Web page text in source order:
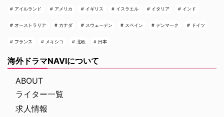
アイルランド アメリカ イギリス イスラエル イタリア インド
オーストラリア カナダ スウェーデン スペイン デンマーク ドイツ
フランス メキシコ 北欧 日本
海外ドラマNAVIについて
ABOUT
ライター一覧
求人情報